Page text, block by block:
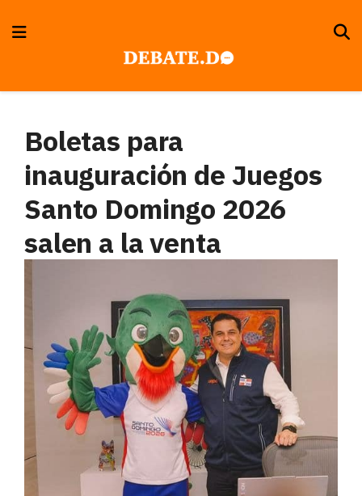
Boletas para
inauguración de Juegos
Santo Domingo 2026
salen a la venta